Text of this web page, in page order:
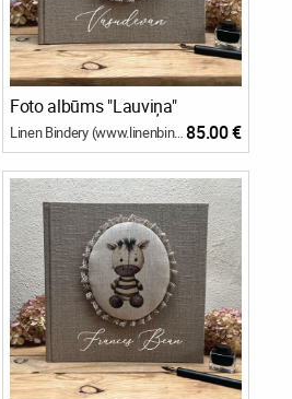
Foto albūms "Lauviņa"
Linen Bindery (www.linenbindery.com) 85.00 €